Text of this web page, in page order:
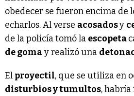
obedecer se fueron encima de
echarlos. Al verse acosadosy
de la policía tomó la escopeta
de gomay realizó una
El proyectil, que se utiliza en
disturbios y tumultos, habría